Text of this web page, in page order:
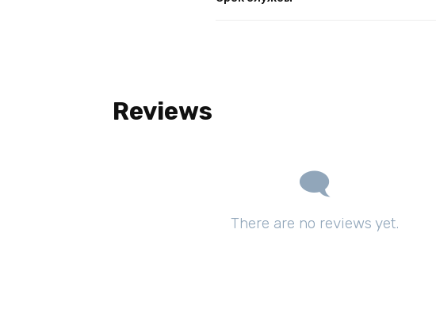
Reviews
There are no reviews yet.